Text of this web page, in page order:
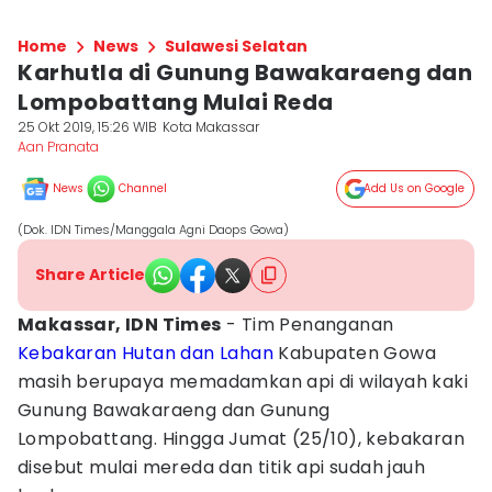
Home News Sulawesi Selatan
Karhutla di Gunung Bawakaraeng dan
Lompobattang Mulai Reda
25 Okt 2019, 15:26 WIB Kota Makassar
Aan Pranata
News Channel Add Us on Google
(Dok. IDN Times/Manggala Agni Daops Gowa)
Share Article
Makassar, IDN Times - Tim Penanganan
Kebakaran Hutan dan Lahan Kabupaten Gowa
masih berupaya memadamkan api di wilayah kaki
Gunung Bawakaraeng dan Gunung
Lompobattang. Hingga Jumat (25/10), kebakaran
disebut mulai mereda dan titik api sudah jauh